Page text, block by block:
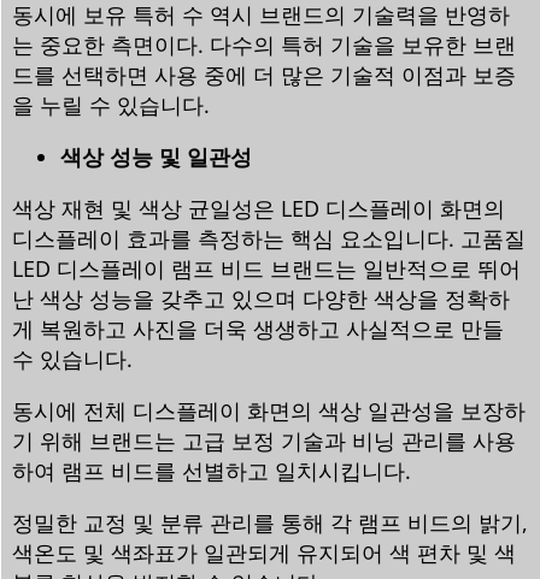
동시에 보유 특허 수 역시 브랜드의 기술력을 반영하
는 중요한 측면이다. 다수의 특허 기술을 보유한 브랜
드를 선택하면 사용 중에 더 많은 기술적 이점과 보증
을 누릴 수 있습니다.
색상 성능 및 일관성
색상 재현 및 색상 균일성은 LED 디스플레이 화면의
디스플레이 효과를 측정하는 핵심 요소입니다. 고품질
LED 디스플레이 램프 비드 브랜드는 일반적으로 뛰어
난 색상 성능을 갖추고 있으며 다양한 색상을 정확하
게 복원하고 사진을 더욱 생생하고 사실적으로 만들
수 있습니다.
동시에 전체 디스플레이 화면의 색상 일관성을 보장하
기 위해 브랜드는 고급 보정 기술과 비닝 관리를 사용
하여 램프 비드를 선별하고 일치시킵니다.
정밀한 교정 및 분류 관리를 통해 각 램프 비드의 밝기,
색온도 및 색좌표가 일관되게 유지되어 색 편차 및 색